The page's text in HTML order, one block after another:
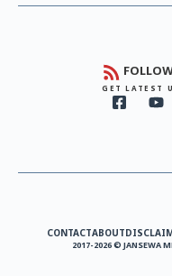
GET LATEST
CONTACTABOUT
2017-2026 © JANSEWA